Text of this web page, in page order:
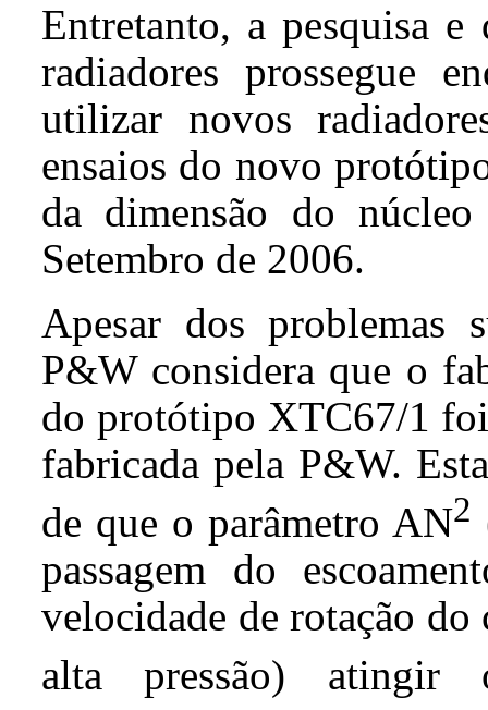
Entretanto, a pesquisa
radiadores prossegue
utilizar novos
ensaios do novo
da dimensão do
Setembro de 2006.
Apesar dos problemas
P&W considera que o
do protótipo XTC67/1
fabricada pela P&W.
de que o parâmetro AN2
passagem do
velocidade de rotação
alta pressão)